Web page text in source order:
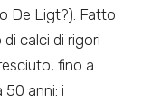
De Ligt?). Fatto
calci di rigori
fino a
anni: i